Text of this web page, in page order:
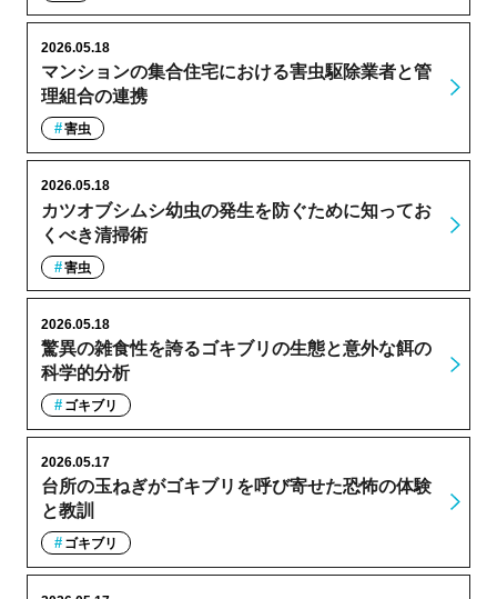
マンションの集合住宅における害虫駆除業者と管
理組合の連携
2026.05.18
害虫
カツオブシムシ幼虫の発生を防ぐために知ってお
くべき清掃術
2026.05.18
害虫
驚異の雑食性を誇るゴキブリの生態と意外な餌の
科学的分析
2026.05.18
ゴキブリ
台所の玉ねぎがゴキブリを呼び寄せた恐怖の体験
と教訓
2026.05.17
ゴキブリ